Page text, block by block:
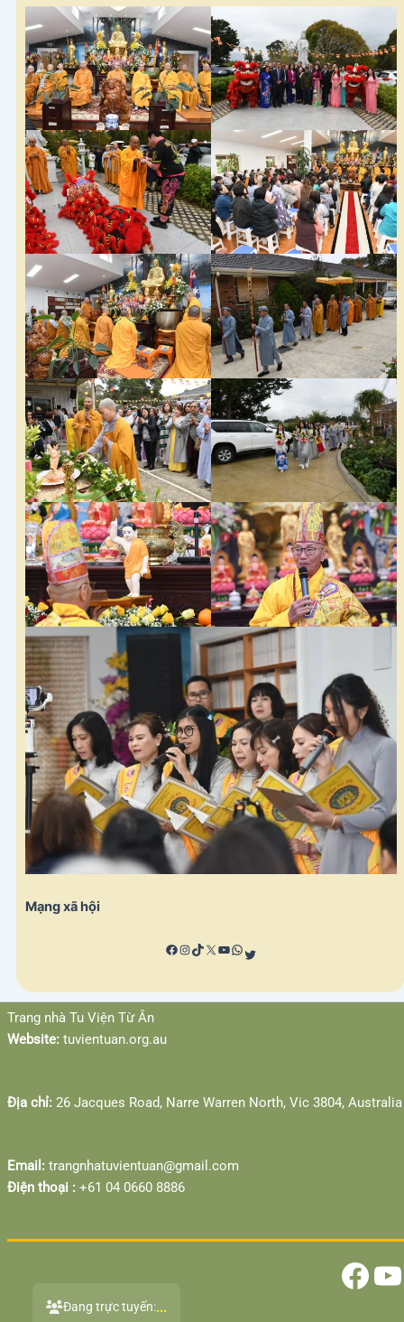
Mạng xã hội
Trang nhà Tu Viện Từ Ân
Website: tuvientuan.org.au
Địa chỉ: 26 Jacques Road, Narre Warren North, Vic 3804, Australia
Email: trangnhatuvientuan@gmail.com
Điện thoại : ‎+61 04 0660 8886
Đang trực tuyến:...
Facebook YouTube